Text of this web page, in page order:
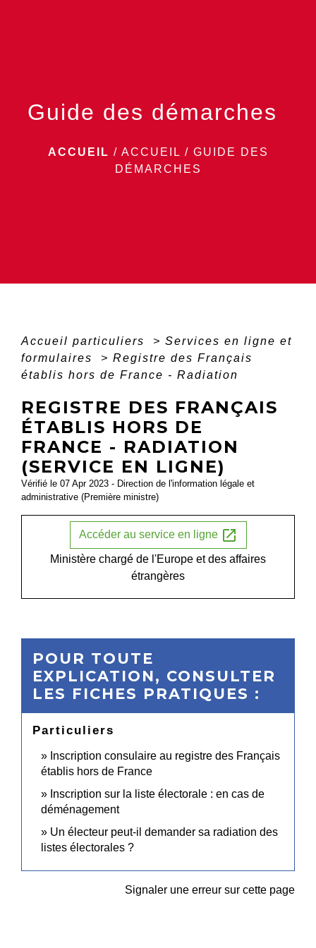
Guide des démarches
ACCUEIL / ACCUEIL / GUIDE DES
DÉMARCHES
Accueil particuliers > Services en ligne et
formulaires
> Registre des Français
établis hors de France - Radiation
REGISTRE DES FRANÇAIS
ÉTABLIS HORS DE
FRANCE - RADIATION
(SERVICE EN LIGNE)
Vérifié le 07 Apr 2023 - Direction de l'information légale et
administrative (Première ministre)
Accéder au service en ligne open_in_new
Ministère chargé de l'Europe et des affaires
étrangères
POUR TOUTE
EXPLICATION, CONSULTER
LES FICHES PRATIQUES :
Particuliers
Inscription consulaire au registre des Français
établis hors de France
Inscription sur la liste électorale : en cas de
déménagement
Un électeur peut-il demander sa radiation des
listes électorales ?
Signaler une erreur sur cette page